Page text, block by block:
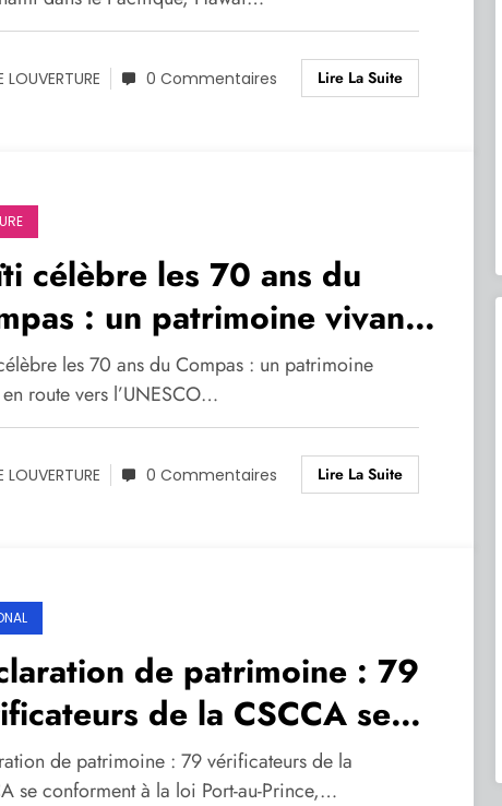
LOUVERTURE 0 Commentaires Lire La Suite
célèbre les 70 ans du
: un patrimoine vivant
vers l’UNESCO
les 70 ans du Compas : un patrimoine
route vers l’UNESCO…
LOUVERTURE 0 Commentaires Lire La Suite
de patrimoine : 79
de la CSCCA se
à la loi
de patrimoine : 79 vérificateurs de la
se conforment à la loi Port-au-Prince,…